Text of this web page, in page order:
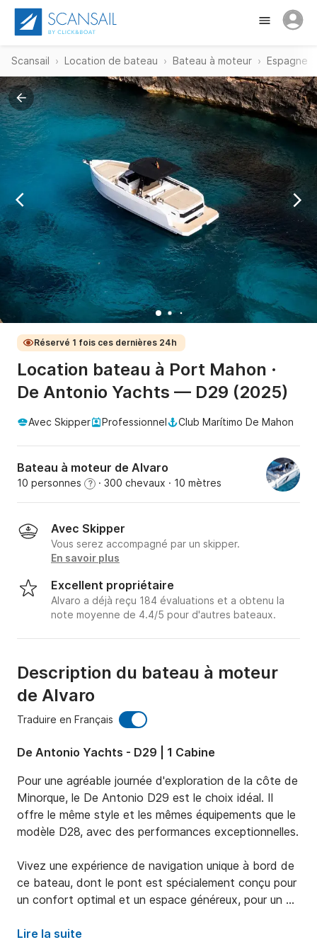
Scansail Location de bateau Bateau à moteur Espagne
Réservé 1 fois ces dernières 24h
Location bateau à Port Mahon ·
De Antonio Yachts — D29 (2025)
Avec Skipper Professionnel Club Marítimo De Mahon
Bateau à moteur de Alvaro
10 personnes ? · 300 chevaux · 10 mètres
Avec Skipper
Vous serez accompagné par un skipper.
En savoir plus
Excellent propriétaire
Alvaro a déjà reçu 184 évaluations et a obtenu la
note moyenne de 4.4/5 pour d'autres bateaux.
Description du bateau à moteur
de Alvaro
Traduire en Français
De Antonio Yachts - D29 | 1 Cabine
Pour une agréable journée d'exploration de la côte de
Minorque, le De Antonio D29 est le choix idéal. Il
offre le même style et les mêmes équipements que le
modèle D28, avec des performances exceptionnelles.
Vivez une expérience de navigation unique à bord de
ce bateau, dont le pont est spécialement conçu pour
un confort optimal et un espace généreux, pour un
cabine double et une salle de bain.
Lire la suite